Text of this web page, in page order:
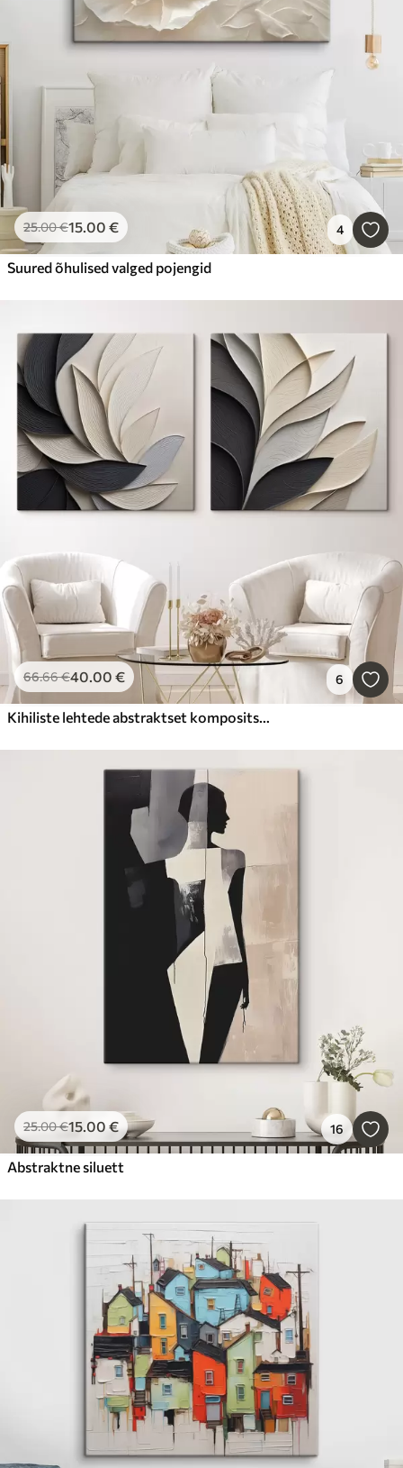
25.00€15.00 € 4
Suured õhulised valged pojengid
66.66€40.00 € 6
Kihiliste lehtede abstraktset kompositsiooni, mustades, valgetes ja beežides toonides kõveraid kujundeid, tekstuuriga kunst
25.00€15.00 € 16
Abstraktne siluett